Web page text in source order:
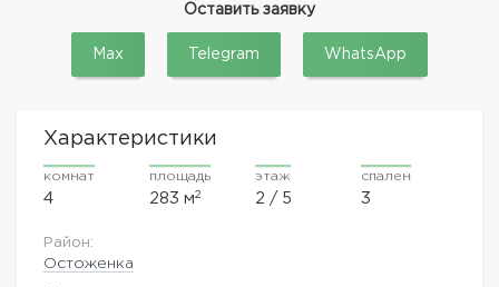
Оставить заявку
Max Telegram WhatsApp
Характеристики
комнат
4
площадь
283 м2
этаж
2 / 5
спален
3
Район:
Остоженка